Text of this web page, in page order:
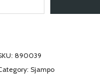
890039
Sjampo